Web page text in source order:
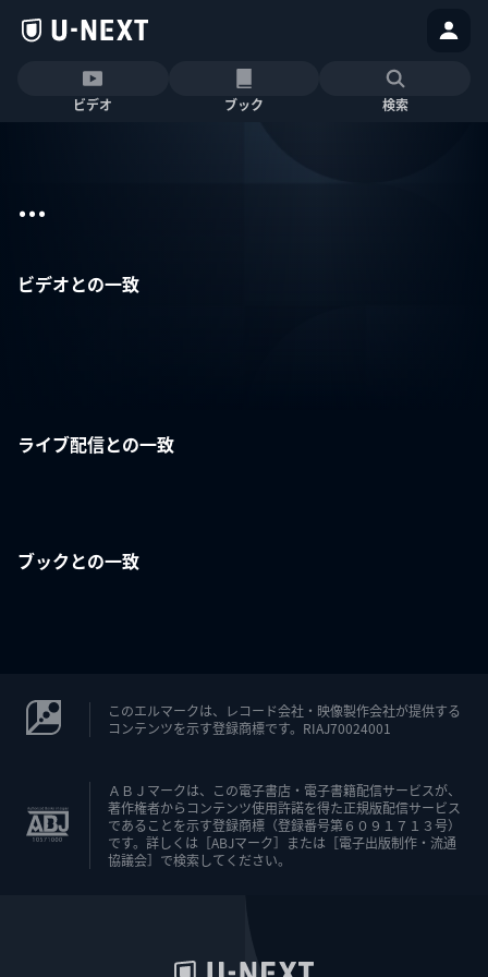
ビデオ ブック 検索
...
ビデオとの一致
ライブ配信との一致
ブックとの一致
このエルマークは、レコード会社・映像製作会社が提供する
コンテンツを示す登録商標です。RIAJ70024001
ＡＢＪマークは、この電子書店・電子書籍配信サービスが、
著作権者からコンテンツ使用許諾を得た正規版配信サービス
であることを示す登録商標（登録番号第６０９１７１３号）
です。詳しくは［ABJマーク］または［電子出版制作・流通
協議会］で検索してください。